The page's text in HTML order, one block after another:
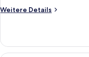
Weitere Details
Weitere
Suite,
Stadtblick